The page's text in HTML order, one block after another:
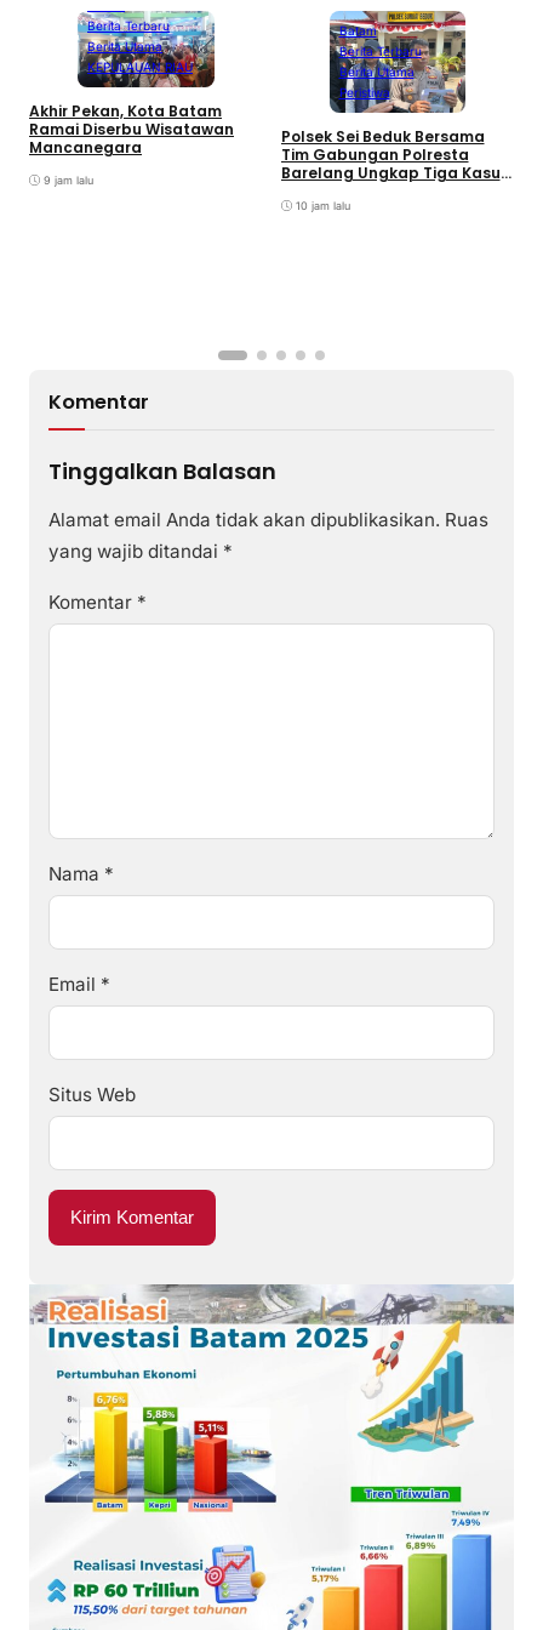
Berita Terbaru
Berita Utama
KEPULAUAN RIAU
Akhir Pekan, Kota Batam
Ramai Diserbu Wisatawan
Mancanegara
9 jam lalu
Batam
Berita Terbaru
Berita Utama
Peristiwa
Polsek Sei Beduk Bersama
Tim Gabungan Polresta
Barelang Ungkap Tiga Kasus
10 jam lalu
Komentar
Tinggalkan Balasan
Alamat email Anda tidak akan dipublikasikan. Ruas
yang wajib ditandai *
Komentar *
Nama *
Email *
Situs Web